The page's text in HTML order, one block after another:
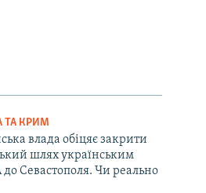
ТА КРИМ
влада обіцяє закрити
шлях українським
Севастополя. Чи реально